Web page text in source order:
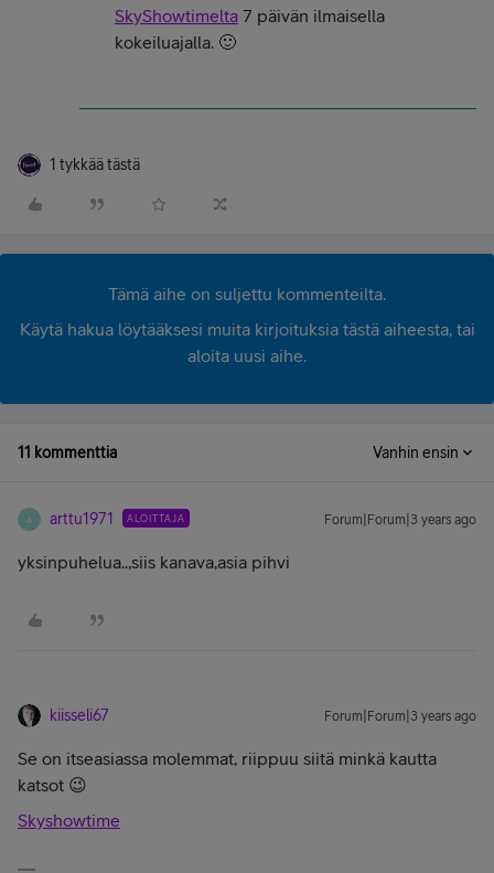
SkyShowtimelta 7 päivän ilmaisella
kokeiluajalla. 🙂
1 tykkää tästä
Tämä aihe on suljettu kommenteilta.
Käytä hakua löytääksesi muita kirjoituksia tästä aiheesta, tai
aloita uusi aihe.
11 kommenttia Vanhin ensin
A arttu1971 ALOITTAJA Forum|Forum|3 years ago
yksinpuhelua..,siis kanava,asia pihvi
kiisseli67 Forum|Forum|3 years ago
Se on itseasiassa molemmat, riippuu siitä minkä kautta
katsot 😉
Skyshowtime